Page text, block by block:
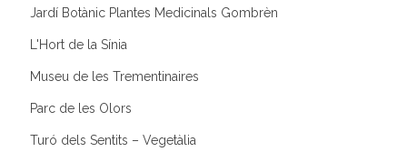
Jardí Botànic Plantes Medicinals Gombrèn
L'Hort de la Sínia
Museu de les Trementinaires
Parc de les Olors
Turó dels Sentits – Vegetàlia